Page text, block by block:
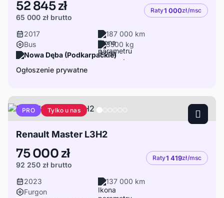
52 845 zł
65 000 zł brutto
Raty1 000zł/msc
2017
187 000 km
Bus
3500 kg
Nowa Dęba (Podkarpackie)
Ogłoszenie prywatne
PRO Tylko u nas
Renault Master L3H2
75 000 zł
92 250 zł brutto
Raty1 419zł/msc
2023
137 000 km
Furgon